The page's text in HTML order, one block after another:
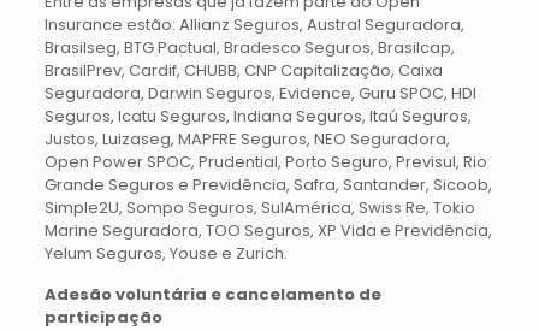
Insurance estão: Allianz Seguros, Austral Seguradora,
Brasilseg, BTG Pactual, Bradesco Seguros, Brasilcap,
BrasilPrev, Cardif, CHUBB, CNP Capitalização, Caixa
Seguradora, Darwin Seguros, Evidence, Guru SPOC, HDI
Seguros, Icatu Seguros, Indiana Seguros, Itaú Seguros,
Justos, Luizaseg, MAPFRE Seguros, NEO Seguradora,
Open Power SPOC, Prudential, Porto Seguro, Previsul, Rio
Grande Seguros e Previdência, Safra, Santander, Sicoob,
Simple2U, Sompo Seguros, SulAmérica, Swiss Re, Tokio
Marine Seguradora, TOO Seguros, XP Vida e Previdência,
Yelum Seguros, Youse e Zurich.
Adesão voluntária e cancelamento de
participação